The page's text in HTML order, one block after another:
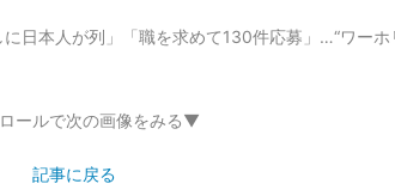
日本人が列」「職を求めて130件応募」…“ワーホ
ールで次の画像をみる▼
記事に戻る